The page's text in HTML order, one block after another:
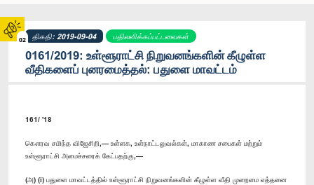
02 திகதி: 2019-09-04 பதிலளிக்கப்பட்டவைகள்
0161/2019: உள்ளூராட்சி நிறுவனங்களின் கீழுள்ள
வீதிகளைப் புனரமைத்தல்: பதுளை மாவட்டம்
161/ '18
கௌரவ சமிந்த விஜேசிறி,— உள்ளக, உள்நாட்டலுவல்கள், மாகாண சபைகள் மற்றும்
உள்ளூராட்சி அமைச்சரைக் கேட்பதற்கு,—
(அ) (i) பதுளை மாவட்டத்தில் உள்ளூராட்சி நிறுவனங்களின் கீழுள்ள வீதி முறைமை எத்தனை